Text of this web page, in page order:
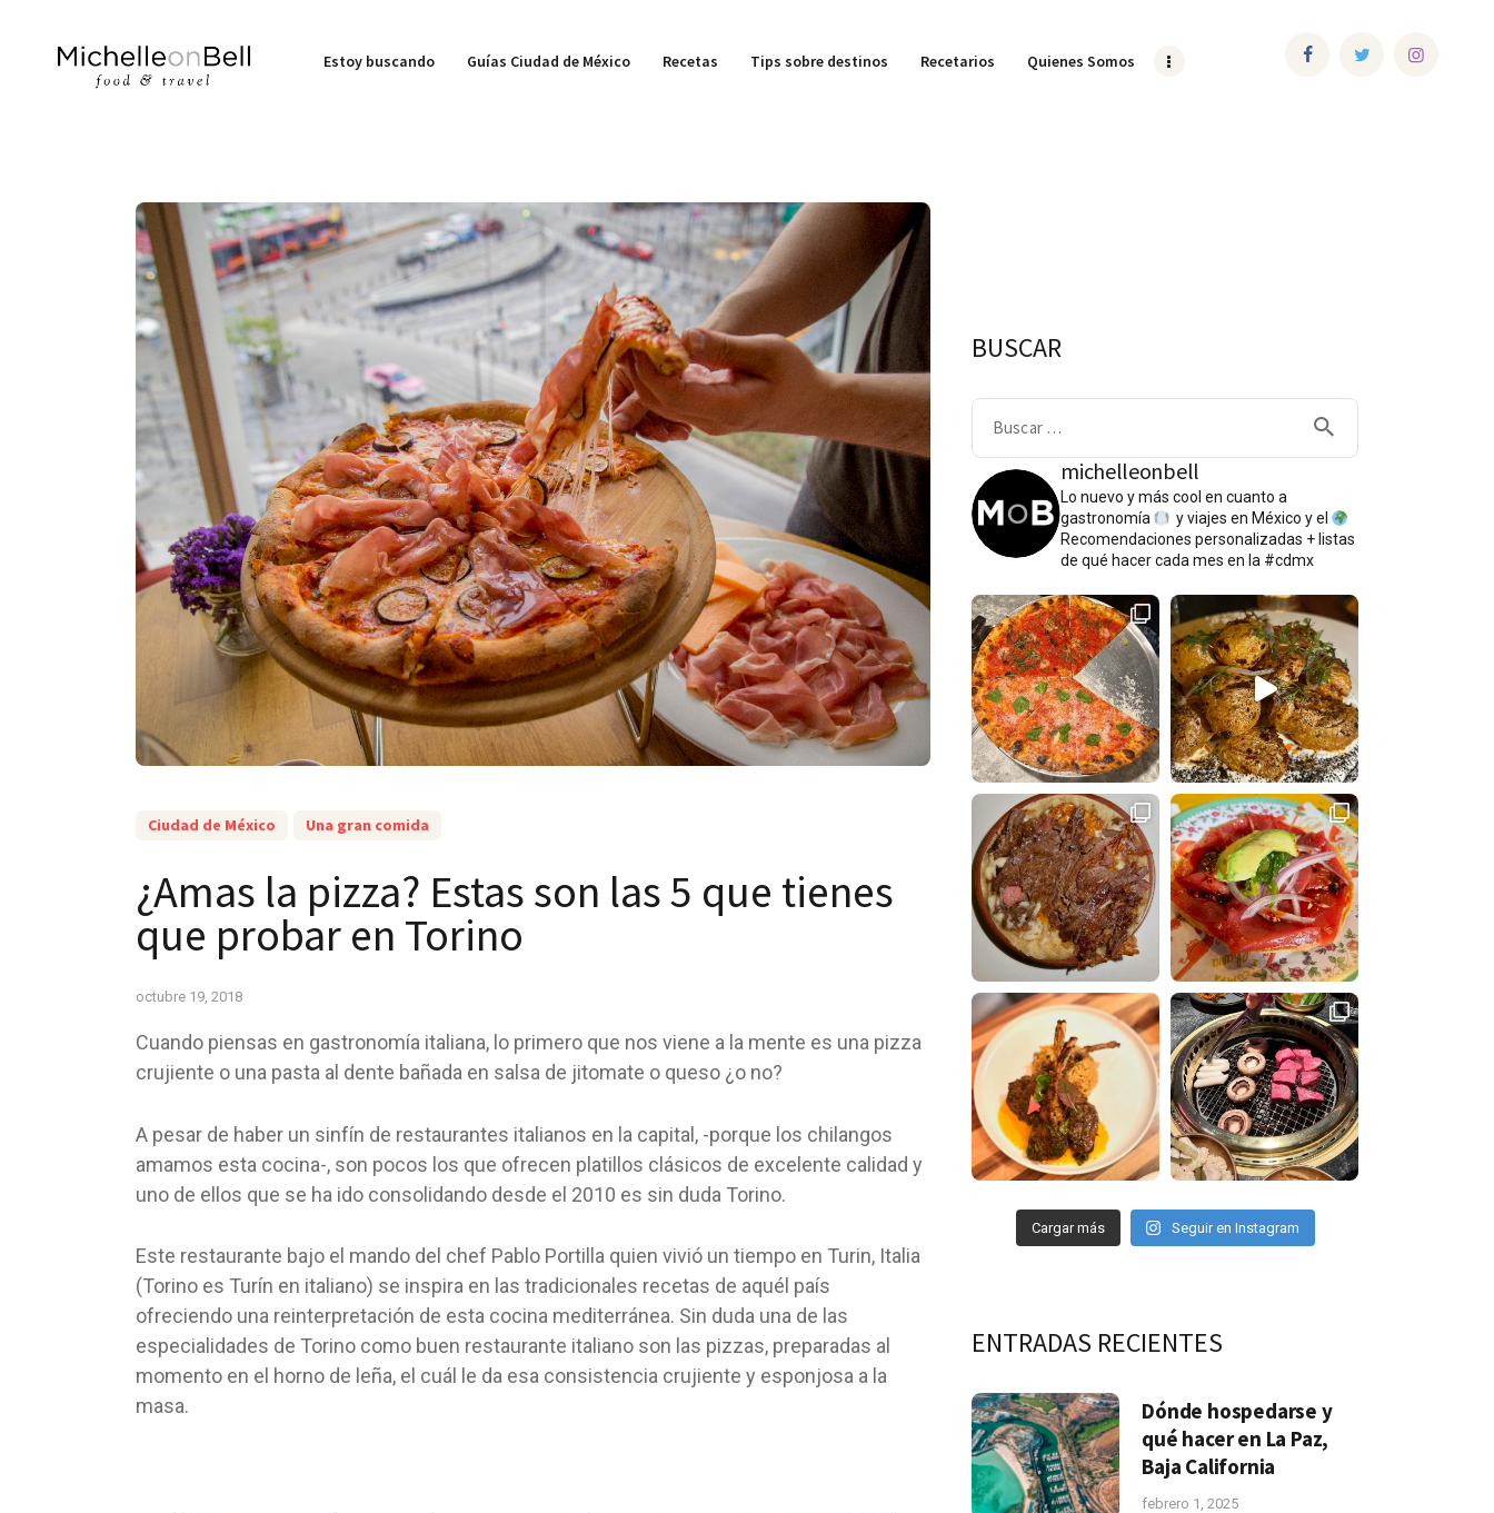
Estoy buscando Guías Ciudad de México Recetas Tips sobre destinos Recetarios Quienes Somos
Ciudad de México Una gran comida
¿Amas la pizza? Estas son las 5 que tienes
que probar en Torino
octubre 19, 2018
Cuando piensas en gastronomía italiana, lo primero que nos viene a la mente es una pizza
crujiente o una pasta al dente bañada en salsa de jitomate o queso ¿o no?
A pesar de haber un sinfín de restaurantes italianos en la capital, -porque los chilangos
amamos esta cocina-, son pocos los que ofrecen platillos clásicos de excelente calidad y
uno de ellos que se ha ido consolidando desde el 2010 es sin duda Torino.
Este restaurante bajo el mando del chef Pablo Portilla quien vivió un tiempo en Turin, Italia
(Torino es Turín en italiano) se inspira en las tradicionales recetas de aquél país
ofreciendo una reinterpretación de esta cocina mediterránea. Sin duda una de las
especialidades de Torino como buen restaurante italiano son las pizzas, preparadas al
momento en el horno de leña, el cuál le da esa consistencia crujiente y esponjosa a la
masa.
BUSCAR
michelleonbell
Lo nuevo y más cool en cuanto a
gastronomía
y viajes en México y el
Recomendaciones personalizadas + listas
de qué hacer cada mes en la #cdmx
Cargar más Seguir en Instagram
ENTRADAS RECIENTES
Dónde hospedarse y
qué hacer en La Paz,
Baja California
febrero 1, 2025